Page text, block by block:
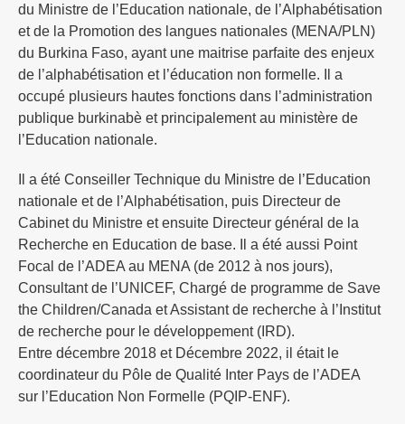
du Ministre de l’Education nationale, de l’Alphabétisation
et de la Promotion des langues nationales (MENA/PLN)
du Burkina Faso, ayant une maitrise parfaite des enjeux
de l’alphabétisation et l’éducation non formelle. Il a
occupé plusieurs hautes fonctions dans l’administration
publique burkinabè et principalement au ministère de
l’Education nationale.
Il a été Conseiller Technique du Ministre de l’Education
nationale et de l’Alphabétisation, puis Directeur de
Cabinet du Ministre et ensuite Directeur général de la
Recherche en Education de base. Il a été aussi Point
Focal de l’ADEA au MENA (de 2012 à nos jours),
Consultant de l’UNICEF, Chargé de programme de Save
the Children/Canada et Assistant de recherche à l’Institut
de recherche pour le développement (IRD).
Entre décembre 2018 et Décembre 2022, il était le
coordinateur du Pôle de Qualité Inter Pays de l’ADEA
sur l’Education Non Formelle (PQIP-ENF).